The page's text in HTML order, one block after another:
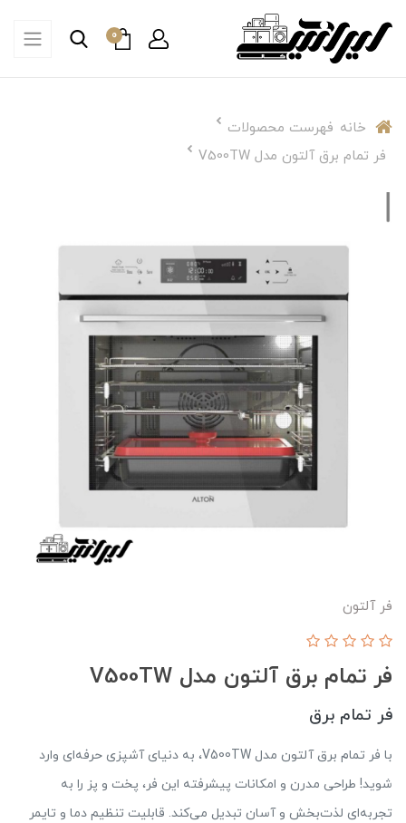
0
خانه فهرست محصولات
فر تمام برق آلتون مدل V500TW
فر آلتون
فر تمام برق آلتون مدل V500TW
فر تمام برق
با فر تمام برق آلتون مدل V500TW، به دنیای آشپزی حرفه‌ای وارد
شوید! طراحی مدرن و امکانات پیشرفته این فر، پخت و پز را به
تجربه‌ای لذت‌بخش و آسان تبدیل می‌کند. قابلیت تنظیم دما و تایمر